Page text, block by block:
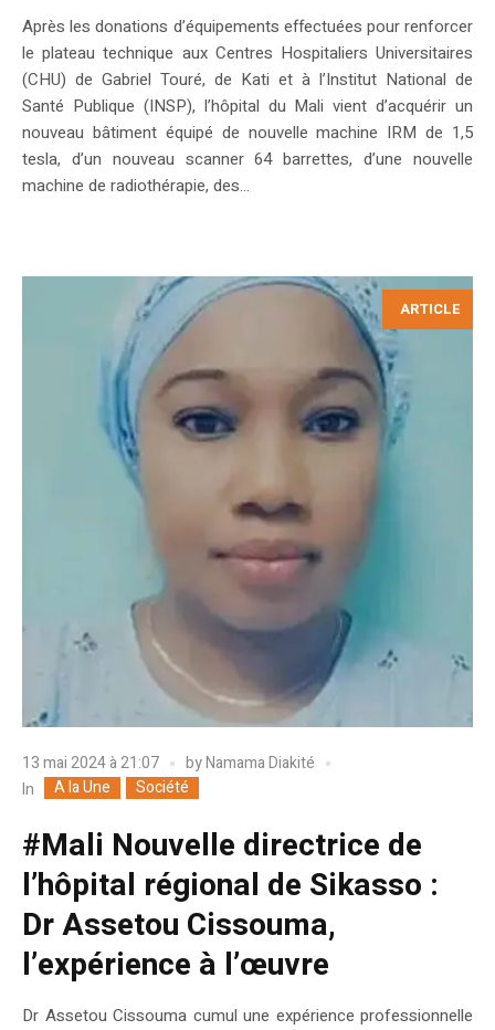
Après les donations d’équipements effectuées pour renforcer
le plateau technique aux Centres Hospitaliers Universitaires
(CHU) de Gabriel Touré, de Kati et à l’Institut National de
Santé Publique (INSP), l’hôpital du Mali vient d’acquérir un
nouveau bâtiment équipé de nouvelle machine IRM de 1,5
tesla, d’un nouveau scanner 64 barrettes, d’une nouvelle
machine de radiothérapie, des...
ARTICLE
13 mai 2024 à 21:07 byNamama Diakité
In
A la Une Société
#Mali Nouvelle directrice de
l’hôpital régional de Sikasso :
Dr Assetou Cissouma,
l’expérience à l’œuvre
Dr Assetou Cissouma cumul une expérience professionnelle